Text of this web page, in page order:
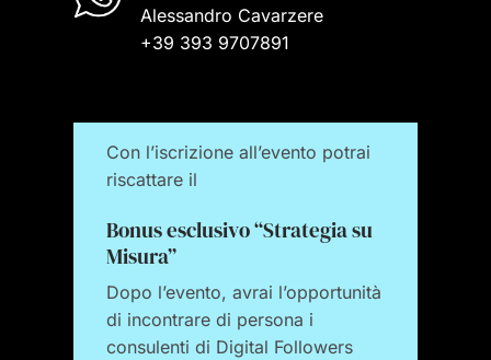
Alessandro Cavarzere
+39 393 9707891
Con l’iscrizione all’evento potrai
riscattare il
Bonus esclusivo “Strategia su
Misura”
Dopo l’evento, avrai l’opportunità
di incontrare di persona i
consulenti di Digital Followers